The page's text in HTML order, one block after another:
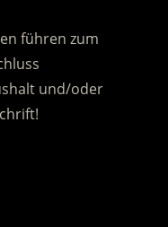
führen zum
und/oder